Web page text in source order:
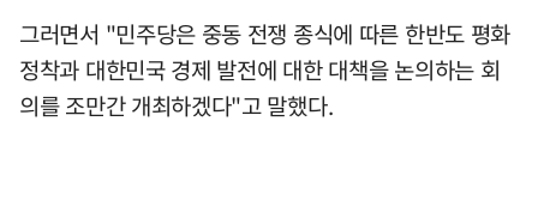
그러면서 "민주당은 중동 전쟁 종식에 따른 한반도 평화
정착과 대한민국 경제 발전에 대한 대책을 논의하는 회
의를 조만간 개최하겠다"고 말했다.